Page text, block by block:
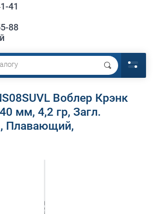
41
88
Воблер Крэнк
мм, 4,2 гр, Загл.
Плавающий,